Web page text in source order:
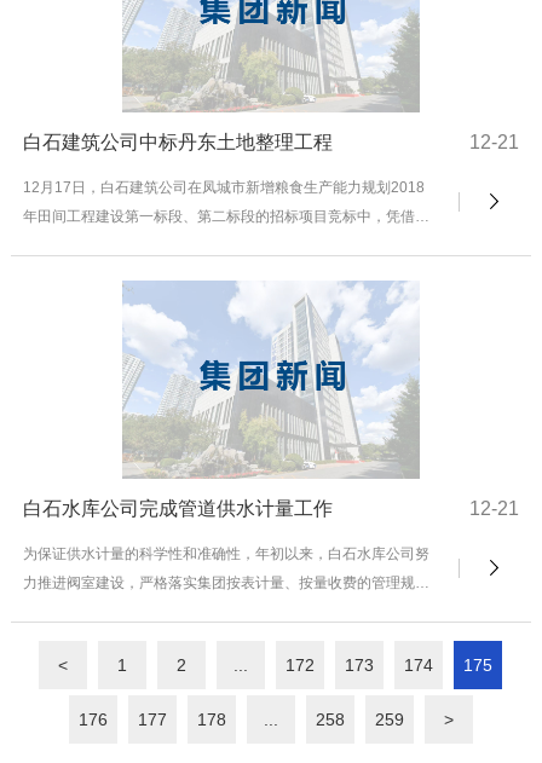
白石建筑公司中标丹东土地整理工程 12-21
12月17日，白石建筑公司在凤城市新增粮食生产能力规划2018
年田间工程建设第一标段、第二标段的招标项目竞标中，凭借精
白石水库公司完成管道供水计量工作 12-21
为保证供水计量的科学性和准确性，年初以来，白石水库公司努
力推进阀室建设，严格落实集团按表计量、按量收费的管理规
< 1 2 172 173 174 175
176 177 178 258 259 >